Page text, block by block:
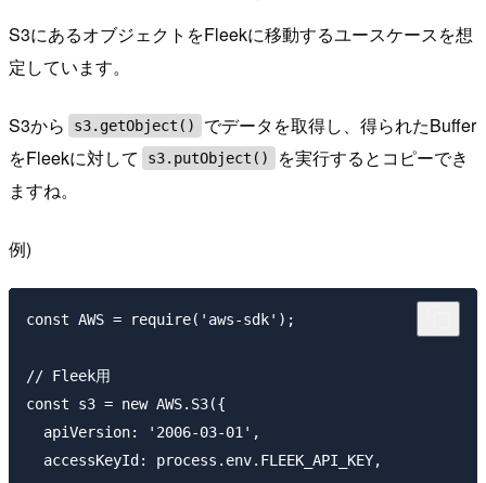
S3にあるオブジェクトをFleekに移動するユースケースを想
定しています。
S3から s3.getObject()
でデータを取得し、得られたBuffer
をFleekに対して
s3.putObject()
を実行するとコピーでき
ますね。
例)
const AWS = require('aws-sdk');
// Fleek用
const s3 = new AWS.S3({
  apiVersion: '2006-03-01',
  accessKeyId: process.env.FLEEK_API_KEY,